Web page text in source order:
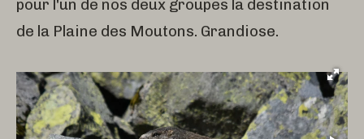
pour l'un de nos deux groupes la destination
de la Plaine des Moutons. Grandiose.